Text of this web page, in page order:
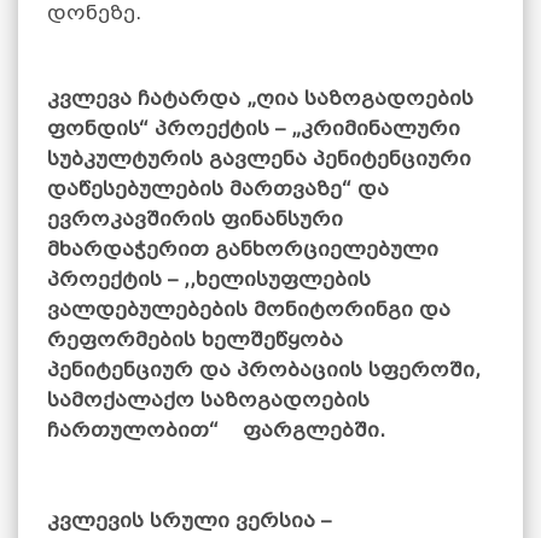
დონეზე.
კვლევა ჩატარდა „ღია საზოგადოების
ფონდის“ პროექტის – „კრიმინალური
სუბკულტურის გავლენა პენიტენციური
დაწესებულების მართვაზე“ და
ევროკავშირის ფინანსური
მხარდაჭერით განხორციელებული
პროექტის – ,,ხელისუფლების
ვალდებულებების მონიტორინგი და
რეფორმების ხელშეწყობა
პენიტენციურ და პრობაციის სფეროში,
სამოქალაქო საზოგადოების
ჩართულობით“ ფარგლებში.
კვლევის სრული ვერსია –